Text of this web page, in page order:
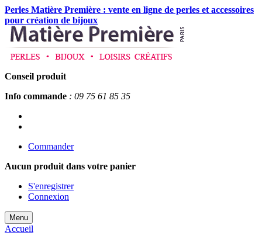
Perles Matière Première : vente en ligne de perles et accessoires
pour création de bijoux
Conseil produit
Info commande : 09 75 61 85 35
Commander
Aucun produit dans votre panier
S'enregistrer
Connexion
Menu
Accueil